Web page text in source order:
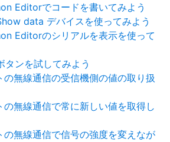
Editorでコードを書いてみよう
data デバイスを使ってみよう
Editorのシリアルを表示を使って
ンを試してみよう
の無線通信の受信機側の値の取り扱
の無線通信で常に新しい値を取得し
の無線通信で信号の強度を変えなが